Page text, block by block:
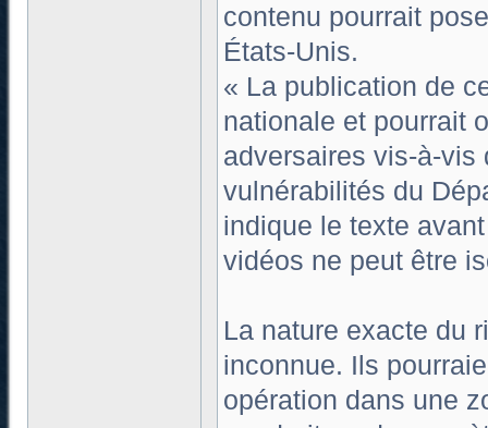
contenu pourrait
États-Unis.
« La publication de
nationale et pourrait
adversaires vis-à-vis
vulnérabilités du
indique le texte
vidéos ne peut être
La nature exacte du
inconnue. Ils
opération dans une